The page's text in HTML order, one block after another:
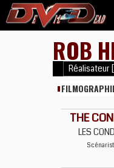
ROB
Réalisateur
THE
LES